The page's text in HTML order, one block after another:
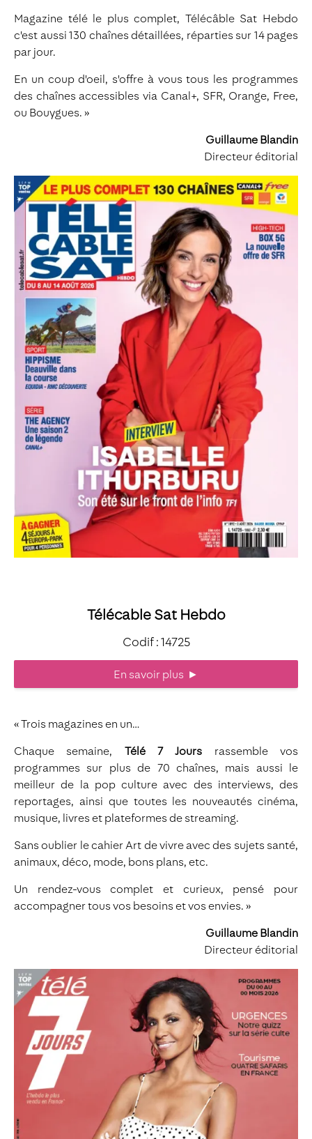
Magazine télé le plus complet, Télécâble Sat Hebdo
c'est aussi 130 chaînes détaillées, réparties sur 14 pages
par jour.
En un coup d'oeil, s'offre à vous tous les programmes
des chaînes accessibles via Canal+, SFR, Orange, Free,
ou Bouygues. »
Guillaume Blandin
Directeur éditorial
Télécable Sat Hebdo
Codif : 14725
En savoir plus ►
« Trois magazines en un…
Chaque semaine, Télé 7 Jours rassemble vos
programmes sur plus de 70 chaînes, mais aussi le
meilleur de la pop culture avec des interviews, des
reportages, ainsi que toutes les nouveautés cinéma,
musique, livres et plateformes de streaming.
Sans oublier le cahier Art de vivre avec des sujets santé,
animaux, déco, mode, bons plans, etc.
Un rendez-vous complet et curieux, pensé pour
accompagner tous vos besoins et vos envies. »
Guillaume Blandin
Directeur éditorial